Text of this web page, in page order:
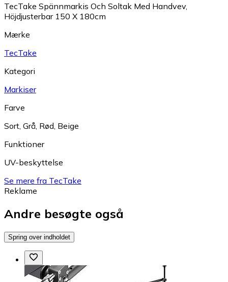
TecTake Spännmarkis Och Soltak Med Handvev,
Höjdjusterbar 150 X 180cm
Mærke
TecTake
Kategori
Markiser
Farve
Sort Grå Rød Beige
Funktioner
UV-beskyttelse
Se mere fra TecTake
Reklame
Andre besøgte også
Spring over indholdet